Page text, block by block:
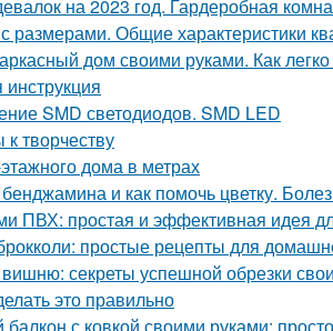
на 2023 год. Гардеробная
размерами. Общие характеристики
дом своими руками. Как
SMD светодиодов. SMD LED
к творчеству
дома в метрах
и как помочь цветку.
ПВХ: простая и эффективная идея
простые рецепты для
секреты успешной обрезки
это правильно